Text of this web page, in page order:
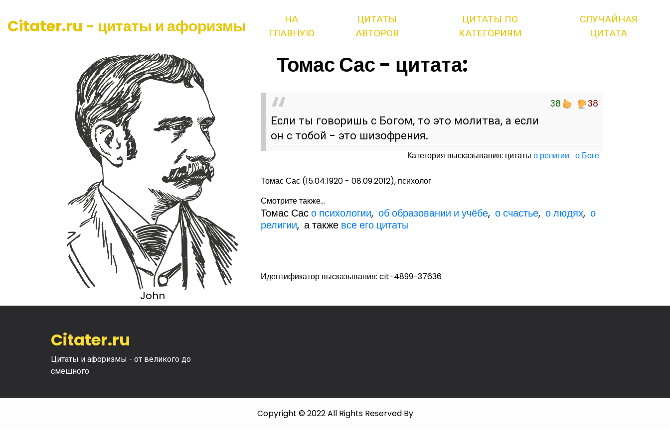
Citater.ru - цитаты и афоризмы
НА
ГЛАВНУЮ
ЦИТАТЫ
АВТОРОВ
ЦИТАТЫ ПО
КАТЕГОРИЯМ
СЛУЧАЙНАЯ
ЦИТАТА
John
Томас Сас - цитата:
38 38
Если ты говоришь с Богом, то это молитва, а если
он с тобой - это шизофрения.
Категория высказывания: цитаты о религии о Боге
Томас Сас (15.04.1920 - 08.09.2012), психолог
Смотрите также...
Томас Сасо психологии,об образовании и учёбе,о счастье,о людях,о
религии, а также все его цитаты
Идентификатор высказывания: cit-4899-37636
Citater.ru
Цитаты и афоризмы - от великого до
смешного
Copyright © 2022 All Rights Reserved By